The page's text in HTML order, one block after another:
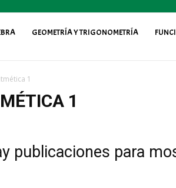
GEOMETRÍA Y TRIGONOMETRÍA
1
1
publicaciones para